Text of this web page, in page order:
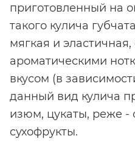
приготовленный на
такого кулича
мягкая и
ароматическими
вкусом (в
данный вид кулича
изюм, цукаты, реже -
сухофрукты.